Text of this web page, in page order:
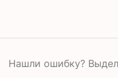
Нашли ошибку?